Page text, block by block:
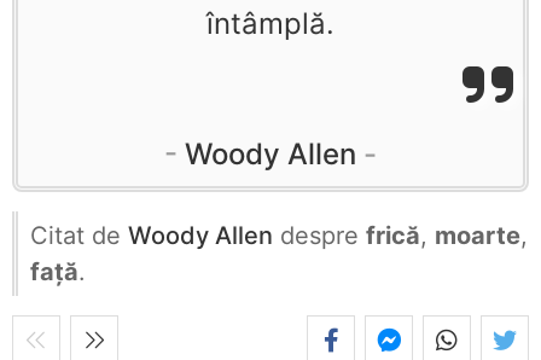
întâmplă.
Woody Allen
Citat de Woody Allen despre frică, moarte,
față.